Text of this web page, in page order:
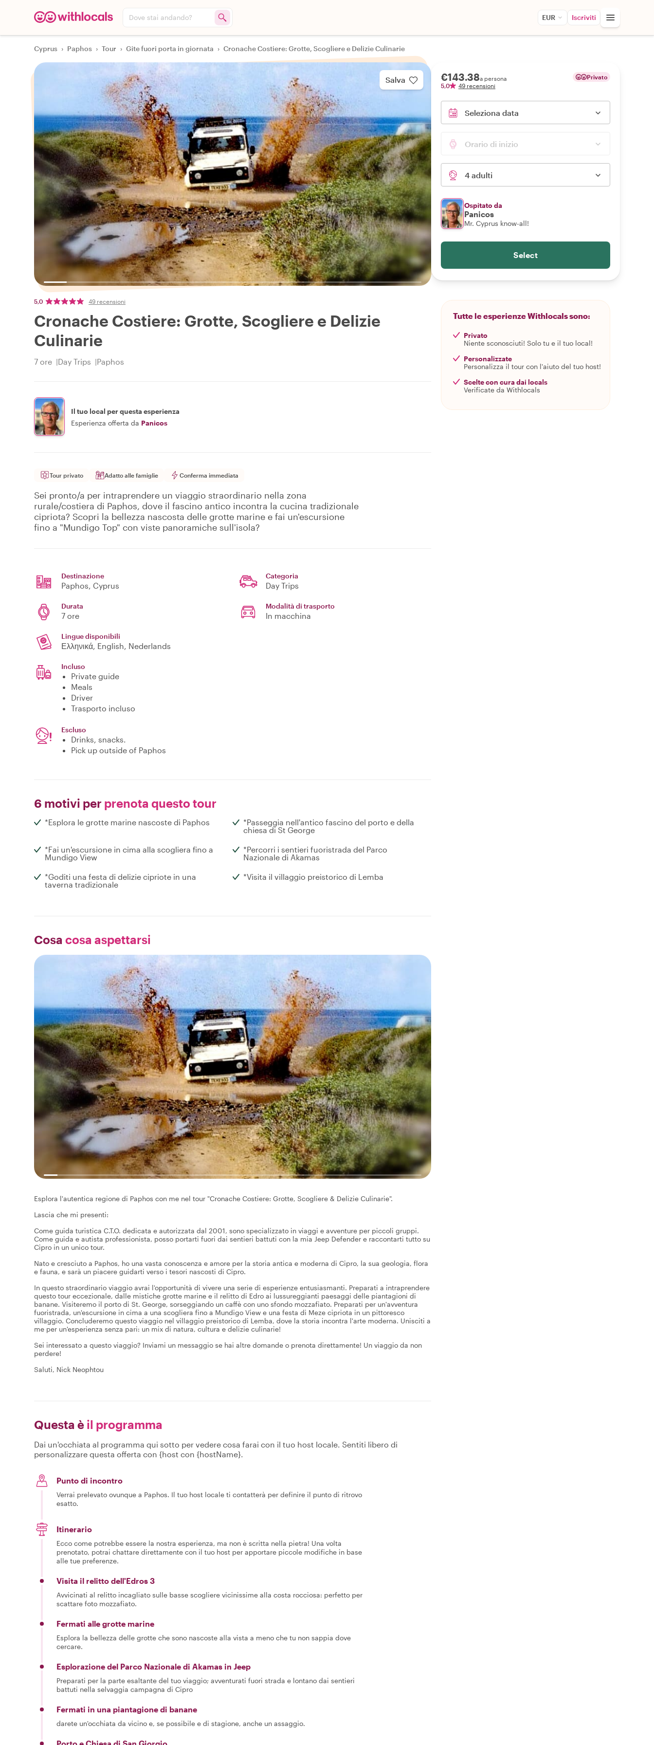
Dove stai andando? EUR Iscriviti
Cyprus › Paphos › Tour › Gite fuori porta in giornata › Cronache Costiere: Grotte, Scogliere e Delizie Culinarie
Salva
5,0 49 recensioni
Cronache Costiere: Grotte, Scogliere e Delizie
Culinarie
7 ore Day Trips Paphos
Il tuo local per questa esperienza
Esperienza offerta da Panicos
Tour privato Adatto alle famiglie Conferma immediata
Sei pronto/a per intraprendere un viaggio straordinario nella zona
rurale/costiera di Paphos, dove il fascino antico incontra la cucina tradizionale
cipriota? Scopri la bellezza nascosta delle grotte marine e fai un'escursione
fino a "Mundigo Top" con viste panoramiche sull'isola?
Destinazione
Paphos, Cyprus
Categoria
Day Trips
Durata
7 ore
Modalità di trasporto
In macchina
Lingue disponibili
Ελληνικά, English, Nederlands
Incluso
Private guide
Meals
Driver
Trasporto incluso
Escluso
Drinks, snacks.
Pick up outside of Paphos
6 motivi per prenota questo tour
*Esplora le grotte marine nascoste di Paphos
*Passeggia nell'antico fascino del porto e della
chiesa di St George
*Fai un'escursione in cima alla scogliera fino a
Mundigo View
*Percorri i sentieri fuoristrada del Parco
Nazionale di Akamas
*Goditi una festa di delizie cipriote in una
taverna tradizionale
*Visita il villaggio preistorico di Lemba
Cosa cosa aspettarsi
Esplora l'autentica regione di Paphos con me nel tour "Cronache Costiere: Grotte, Scogliere & Delizie Culinarie".
Lascia che mi presenti:
Come guida turistica C.T.O. dedicata e autorizzata dal 2001, sono specializzato in viaggi e avventure per piccoli gruppi.
Come guida e autista professionista, posso portarti fuori dai sentieri battuti con la mia Jeep Defender e raccontarti tutto su
Cipro in un unico tour.
Nato e cresciuto a Paphos, ho una vasta conoscenza e amore per la storia antica e moderna di Cipro, la sua geologia, flora
e fauna, e sarà un piacere guidarti verso i tesori nascosti di Cipro.
In questo straordinario viaggio avrai l'opportunità di vivere una serie di esperienze entusiasmanti. Preparati a intraprendere
questo tour eccezionale, dalle mistiche grotte marine e il relitto di Edro ai lussureggianti paesaggi delle piantagioni di
banane. Visiteremo il porto di St. George, sorseggiando un caffè con uno sfondo mozzafiato. Preparati per un'avventura
fuoristrada, un'escursione in cima a una scogliera fino a Mundigo View e una festa di Meze cipriota in un pittoresco
villaggio. Concluderemo questo viaggio nel villaggio preistorico di Lemba, dove la storia incontra l'arte moderna. Unisciti a
me per un'esperienza senza pari: un mix di natura, cultura e delizie culinarie!
Sei interessato a questo viaggio? Inviami un messaggio se hai altre domande o prenota direttamente! Un viaggio da non
perdere!
Saluti, Nick Neophtou
Questa è il programma
Dai un'occhiata al programma qui sotto per vedere cosa farai con il tuo host locale. Sentiti libero di
personalizzare questa offerta con {host con {hostName}.
Punto di incontro
Verrai prelevato ovunque a Paphos. Il tuo host locale ti contatterà per definire il punto di ritrovo
esatto.
Itinerario
Ecco come potrebbe essere la nostra esperienza, ma non è scritta nella pietra! Una volta
prenotato, potrai chattare direttamente con il tuo host per apportare piccole modifiche in base
alle tue preferenze.
Visita il relitto dell'Edros 3
Avvicinati al relitto incagliato sulle basse scogliere vicinissime alla costa rocciosa: perfetto per
scattare foto mozzafiato.
Fermati alle grotte marine
Esplora la bellezza delle grotte che sono nascoste alla vista a meno che tu non sappia dove
cercare.
Esplorazione del Parco Nazionale di Akamas in Jeep
Preparati per la parte esaltante del tuo viaggio; avventurati fuori strada e lontano dai sentieri
battuti nella selvaggia campagna di Cipro
Fermati in una piantagione di banane
darete un'occhiata da vicino e, se possibile e di stagione, anche un assaggio.
Porto e Chiesa di San Giorgio
€143.38a persona
5,0
49 recensioni
Privato
Seleziona data
Orario di inizio
4 adulti
Ospitato da
Panicos
Mr. Cyprus know-all!
Select
Tutte le esperienze Withlocals sono:
Privato
Niente sconosciuti! Solo tu e il tuo local!
Personalizzate
Personalizza il tour con l'aiuto del tuo host!
Scelte con cura dai locals
Verificate da Withlocals